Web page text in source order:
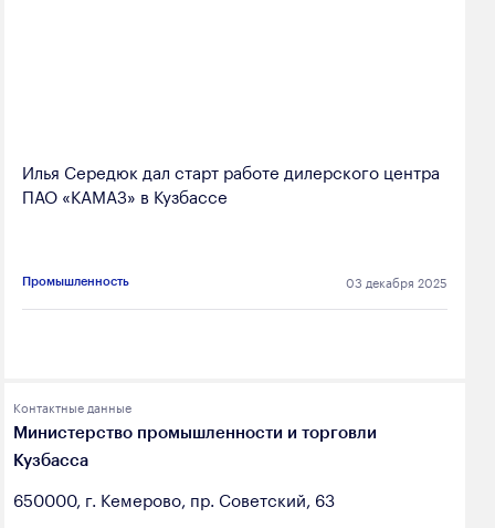
Илья Середюк дал старт работе дилерского центра
ПАО «КАМАЗ» в Кузбассе
Промышленность 03 декабря 2025
Контактные данные
Министерство промышленности и торговли
Кузбасса
650000, г. Кемерово, пр. Советский, 63